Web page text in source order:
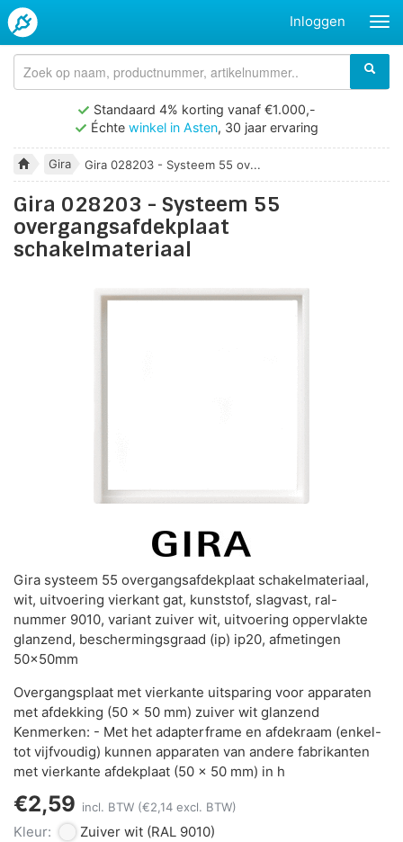
Inloggen
Standaard 4% korting vanaf €1.000,-
Échte winkel in Asten, 30 jaar ervaring
Gira Gira 028203 - Systeem 55 ov...
Gira 028203 - Systeem 55
overgangsafdekplaat
schakelmateriaal
Gira systeem 55 overgangsafdekplaat schakelmateriaal,
wit, uitvoering vierkant gat, kunststof, slagvast, ral-
nummer 9010, variant zuiver wit, uitvoering oppervlakte
glanzend, beschermingsgraad (ip) ip20, afmetingen
50x50mm
Overgangsplaat met vierkante uitsparing voor apparaten
met afdekking (50 x 50 mm) zuiver wit glanzend
Kenmerken: - Met het adapterframe en afdekraam (enkel-
tot vijfvoudig) kunnen apparaten van andere fabrikanten
met vierkante afdekplaat (50 x 50 mm) in h
€2,59 incl. BTW (€2,14 excl. BTW)
Kleur: Zuiver wit (RAL 9010)